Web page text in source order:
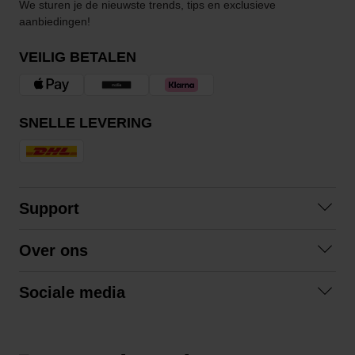
We sturen je de nieuwste trends, tips en exclusieve
aanbiedingen!
VEILIG BETALEN
SNELLE LEVERING
Support
Algemene voorwaarden
Over ons
Sociale media